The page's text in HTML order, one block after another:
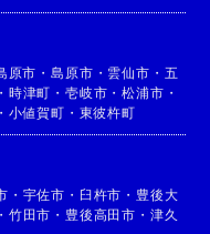
原市 ・島原市 ・ 雲仙市 ・ 五
・ 時津町 ・ 壱岐市 ・松浦市 ・
・ 小値賀町 ・ 東彼杵町
・ 宇佐市 ・ 臼杵市 ・ 豊後大
・ 竹田市 ・ 豊後高田市 ・ 津久